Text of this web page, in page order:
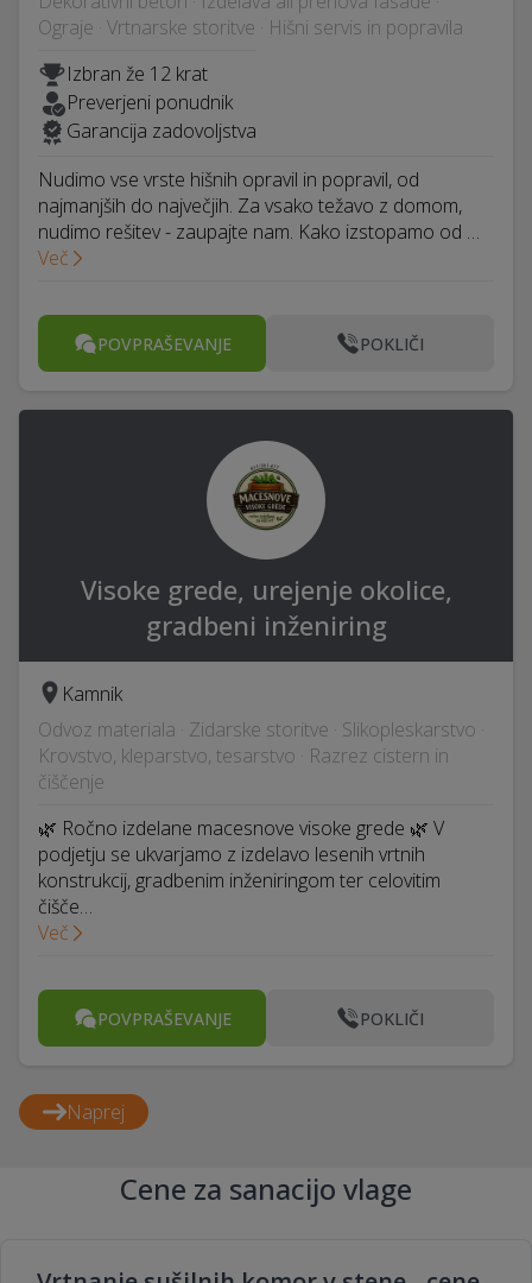
Ograje · Vrtnarske storitve · Hišni servis in popravila
Izbran že 12 krat
Preverjeni ponudnik
Garancija zadovoljstva
Nudimo vse vrste hišnih opravil in popravil, od
najmanjših do največjih. Za vsako težavo z domom,
nudimo rešitev - zaupajte nam. Kako izstopamo od …
Več
POVPRAŠEVANJE POKLIČI
Visoke grede, urejenje okolice,
gradbeni inženiring
Kamnik
Odvoz materiala · Zidarske storitve · Slikopleskarstvo ·
Krovstvo, kleparstvo, tesarstvo · Razrez cistern in
čiščenje
🌿 Ročno izdelane macesnove visoke grede 🌿 V
podjetju se ukvarjamo z izdelavo lesenih vrtnih
konstrukcij, gradbenim inženiringom ter celovitim
čišče…
Več
POVPRAŠEVANJE POKLIČI
Naprej
Cene za sanacijo vlage